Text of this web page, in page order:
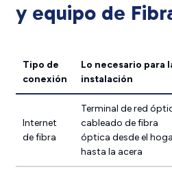
y equipo de
Tipo de
conexión
Lo necesario para
instalación
Internet
de fibra
Terminal de red
cableado de fibra
óptica desde el
hasta la acera